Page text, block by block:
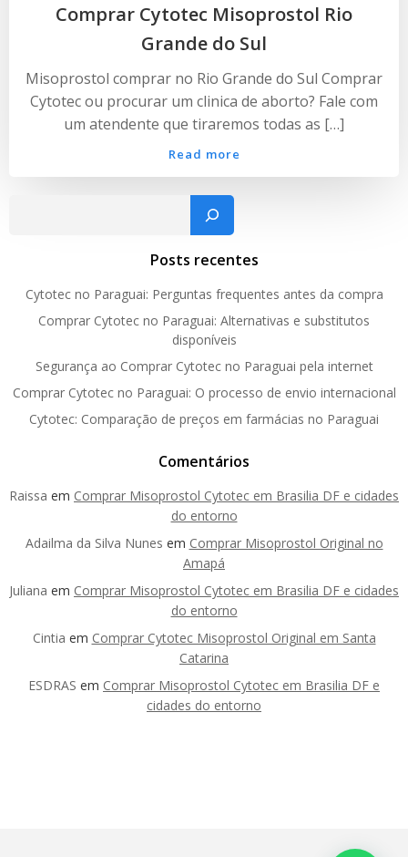
Comprar Cytotec Misoprostol Rio
Grande do Sul
Misoprostol comprar no Rio Grande do Sul Comprar
Cytotec ou procurar um clinica de aborto? Fale com
um atendente que tiraremos todas as […]
Read more
Pesquisar
Posts recentes
Cytotec no Paraguai: Perguntas frequentes antes da compra
Comprar Cytotec no Paraguai: Alternativas e substitutos
disponíveis
Segurança ao Comprar Cytotec no Paraguai pela internet
Comprar Cytotec no Paraguai: O processo de envio internacional
Cytotec: Comparação de preços em farmácias no Paraguai
Comentários
Raissa em Comprar Misoprostol Cytotec em Brasilia DF e cidades
do entorno
Adailma da Silva Nunes em Comprar Misoprostol Original no
Amapá
Juliana em Comprar Misoprostol Cytotec em Brasilia DF e cidades
do entorno
Cintia em Comprar Cytotec Misoprostol Original em Santa
Catarina
ESDRAS em Comprar Misoprostol Cytotec em Brasilia DF e
cidades do entorno